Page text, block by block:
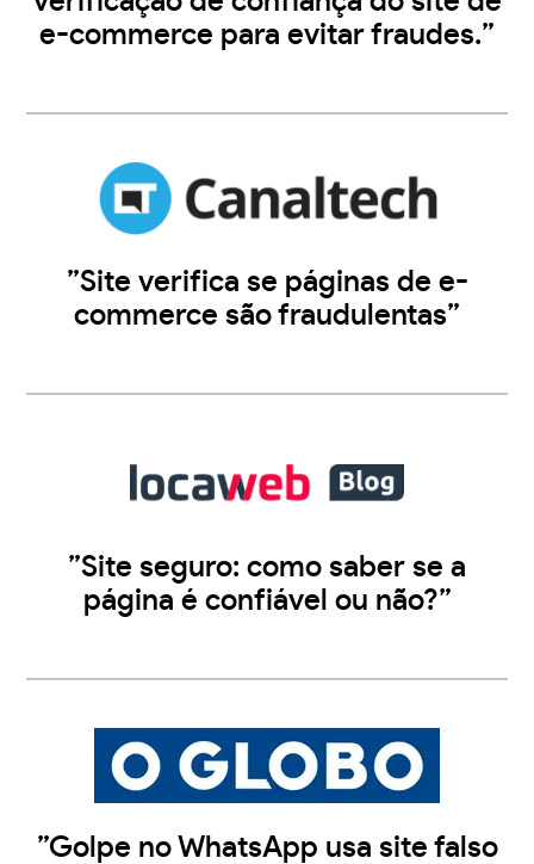
e-commerce para evitar fraudes.”
”Site verifica se páginas de e-
commerce são fraudulentas”
”Site seguro: como saber se a
página é confiável ou não?”
”Golpe no WhatsApp usa site falso